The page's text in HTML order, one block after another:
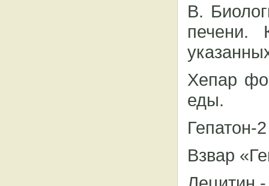
В.
печени.
Хепар
еды.
Гепатон-
Взвар